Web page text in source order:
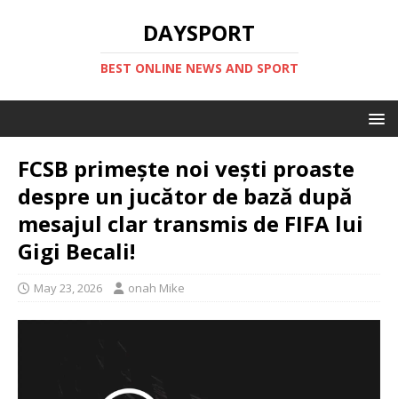
DAYSPORT
BEST ONLINE NEWS AND SPORT
FCSB primește noi vești proaste
despre un jucător de bază după
mesajul clar transmis de FIFA lui
Gigi Becali!
May 23, 2026 onah Mike